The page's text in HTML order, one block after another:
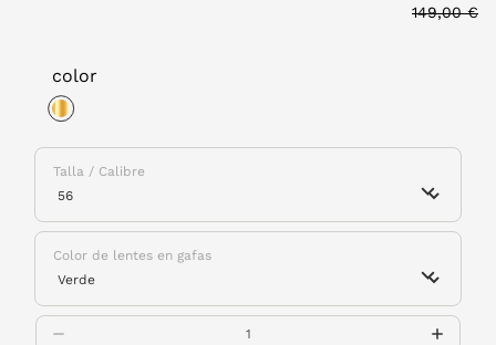
Price
149,00 €
color
Talla / Calibre
Color de lentes en gafas